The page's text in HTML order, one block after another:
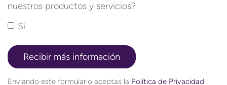
nuestros productos y servicios?
Si
Enviando este formulario aceptas la Política de Privacidad.